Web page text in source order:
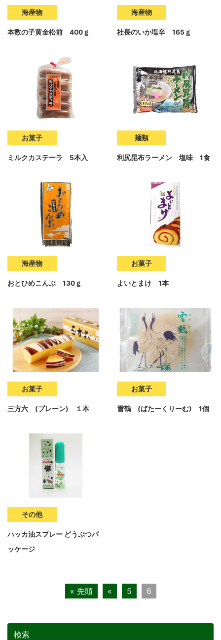
海産物
本数の子黄金松前 400ｇ
海産物
社長のいか塩辛 165ｇ
お菓子
ミルクカステーラ 5本入
麺類
利尻昆布ラーメン 塩味 1食
海産物
おとひめこんぶ 130ｇ
お菓子
よいとまけ 1本
お菓子
三方六 (プレーン) １本
お菓子
雪鶴 (ばたーくりーむ) 1個
その他
ハッカ油スプレー どうぶつパ
ッケージ
« 先頭 « 5 6
検索